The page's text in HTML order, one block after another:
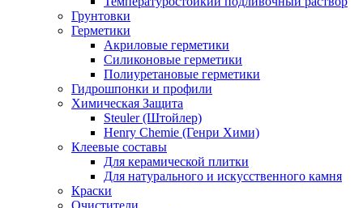
Грунтовки
Герметики
Акриловые герметики
Силиконовые герметики
Полиуретановые герметики
Гидрошпонки и профили
Химическая Защита
Steuler (Штойлер)
Henry Chemie (Генри Хими)
Клеевые составы
Для керамической плитки
Для натурального и искусственного камня
Краски
Очистители